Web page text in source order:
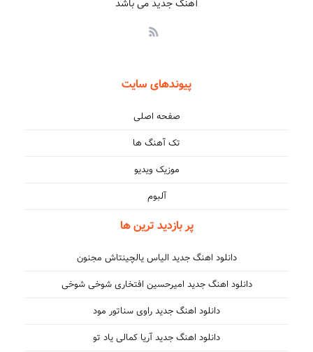
آهنگ جدید می باشد
پیوندهای سایت
صفحه اصلی
تک آهنگ ها
موزیک ویدیو
آلبوم
پر بازدید ترین ها
دانلود اهنگ جدید الیاس یالچینتاش مجنون
دانلود اهنگ جدید امیرحسین افتخاری شوخی شوخی
دانلود اهنگ جدید راوی سناتور مود
دانلود اهنگ جدید آریا کمالی یاد تو